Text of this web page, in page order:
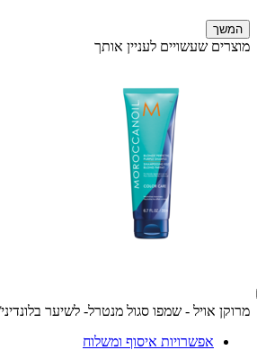
המשך
מוצרים שעשויים לעניין אותך
מרוקן אויל - שמפו סגול מנטרל- לשיער בלונדיני/אפור
אפשרויות איסוף ומשלוח